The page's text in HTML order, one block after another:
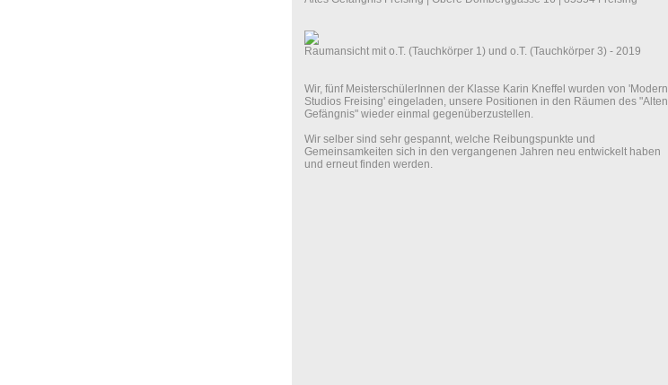
Raumansicht mit o.T. (Tauchkörper 1) und o.T. (Tauchkörper 3) - 2019
Wir, fünf MeisterschülerInnen der Klasse Karin Kneffel wurden von 'Modern
Studios Freising' eingeladen, unsere Positionen in den Räumen des "Alten
Gefängnis" wieder einmal gegenüberzustellen.
Wir selber sind sehr gespannt, welche Reibungspunkte und
Gemeinsamkeiten sich in den vergangenen Jahren neu entwickelt haben
und erneut finden werden.